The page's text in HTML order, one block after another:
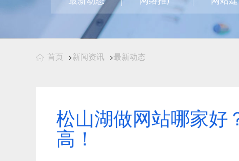
首页 >新闻资讯 >最新动态
松山湖做网站哪家好
高！